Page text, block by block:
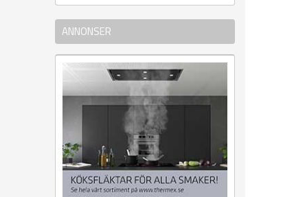
ANNONSER